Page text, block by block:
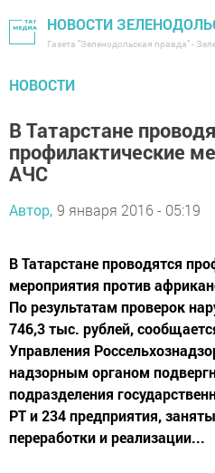
НОВОСТИ
Газета "Зеленодольская правда" -
НОВОСТИ
В Татарстане
профилактические
АЧС
Автор, 9 января 2016 - 05:19
В Татарстане проводятся
мероприятия против
По результатам проверок
746,3 тыс. рублей,
Управления
надзорным органом
подразделения
РТ и 234 предприятия,
переработки и реализации...